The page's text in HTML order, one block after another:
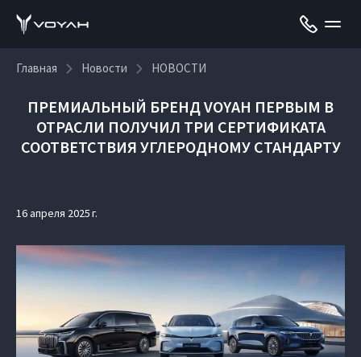
Главная Новости НОВОСТИ
ПРЕМИАЛЬНЫЙ БРЕНД VOYAH ПЕРВЫМ В
ОТРАСЛИ ПОЛУЧИЛ ТРИ СЕРТИФИКАТА
СООТВЕТСТВИЯ УГЛЕРОДНОМУ СТАНДАРТУ
16 апреля 2025 г.